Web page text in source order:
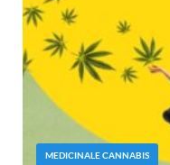
MEDICINALE CANNABIS